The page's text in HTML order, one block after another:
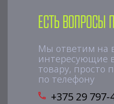
Есть вопросы
Мы ответим на
интересующие
товару, просто
по телефону
+375 29 797-